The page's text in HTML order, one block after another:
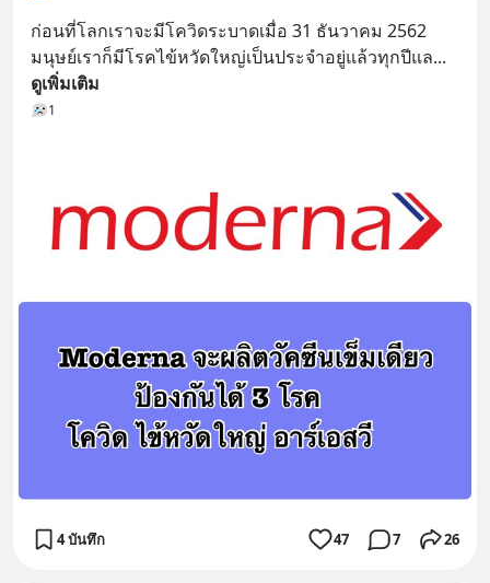
ก่อนที่โลกเราจะมีโควิดระบาดเมื่อ 31 ธันวาคม 2562
มนุษย์เราก็มีโรคไข้หวัดใหญ่เป็นประจำอยู่แล้วทุกปีแล...
ดูเพิ่มเติม
1
4 บันทึก 47 7 26